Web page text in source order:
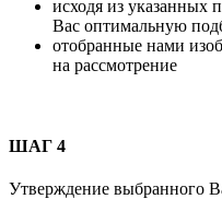
исходя из указанных
Вас оптимальную
отобранные нами
на рассмотрение
ШАГ 4
Утверждение выбранного